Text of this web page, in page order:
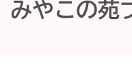
お知らせ みやこの
みやこの苑